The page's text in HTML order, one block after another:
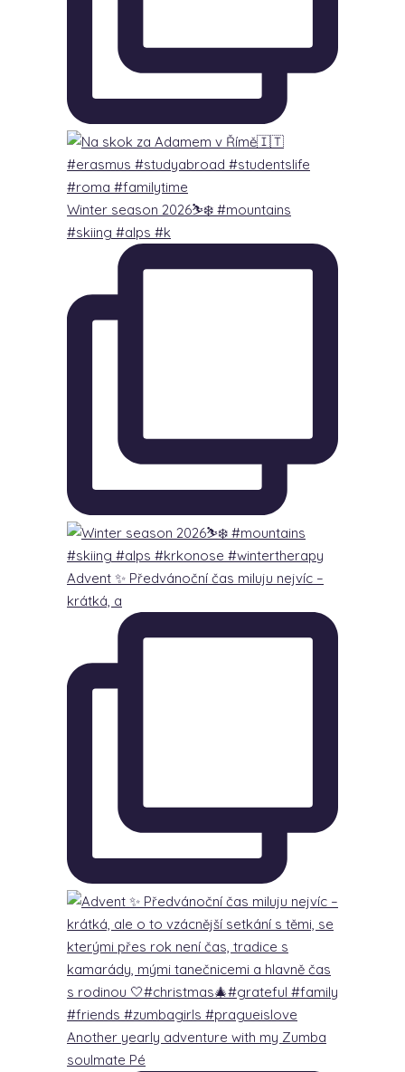
Winter season 2026⛷️❄️ #mountains
#skiing #alps #k
Advent ✨ Předvánoční čas miluju nejvíc –
krátká, a
Another yearly adventure with my Zumba
soulmate Pé